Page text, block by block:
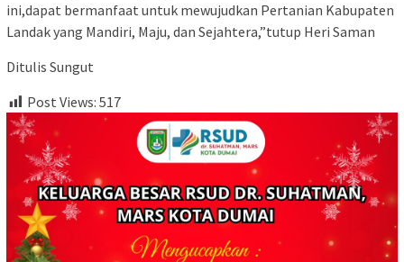
ini,dapat bermanfaat untuk mewujudkan Pertanian Kabupaten
Landak yang Mandiri, Maju, dan Sejahtera,”tutup Heri Saman
Ditulis Sungut
Post Views: 517